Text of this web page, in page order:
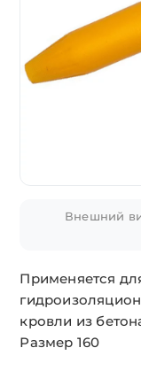
Внешний
Применяется
кровли из
Размер 160